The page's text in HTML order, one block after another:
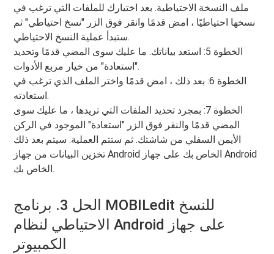
ملف النسخة الاحتياطية. بعد اختيارك للملفات التي ترغب في
نسخها احتياطيًا ، امض قدمًا وانقر فوق الزر "نسخ احتياطي" ثم
ستبدأ عملية النسخ الاحتياطي.
الخطوة 5: استعد بياناتك. ما عليك سوى المضي قدمًا وتحديد
"استعادة" من خيار مربع الأدوات.
الخطوة 6: بعد ذلك ، امض قدمًا واختر الملف الذي ترغب في
استعادته.
الخطوة 7: بمجرد تحديد الملفات التي تريدها ، ما عليك سوى
المضي قدمًا والنقر فوق الزر "استعادة" الموجود في الركن
الأيمن السفلي من شاشتك. ثم ستتم العملية. سيتم بعد ذلك
تخزين البيانات من جهاز Android الخاص بك على جهاز Android
الخاص بك.
الحل 3. برنامج MOBILedit للنسخ
الاحتياطي لنظام Android على جهاز
الكمبيوتر